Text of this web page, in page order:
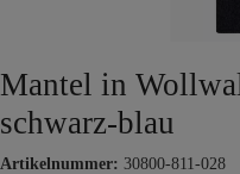
Mantel in
schwarz-blau
Artikelnummer: 30800-811-028